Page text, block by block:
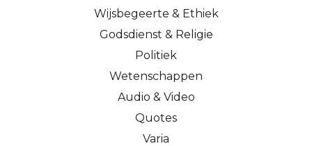
Wijsbegeerte & Ethiek
Godsdienst & Religie
Politiek
Wetenschappen
Audio & Video
Quotes
Varia